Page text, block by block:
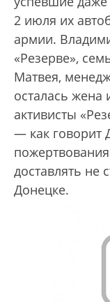
2 июля их
армии.
«Резерве»,
Матвея,
осталась жена
активисты
— как говорит
доставлять не
Донецке.